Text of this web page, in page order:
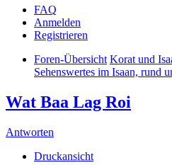
FAQ
Anmelden
Registrieren
Foren-Übersicht Korat und
Sehenswertes im Isaan, rund
Wat Baa Lag Roi
Antworten
Druckansicht